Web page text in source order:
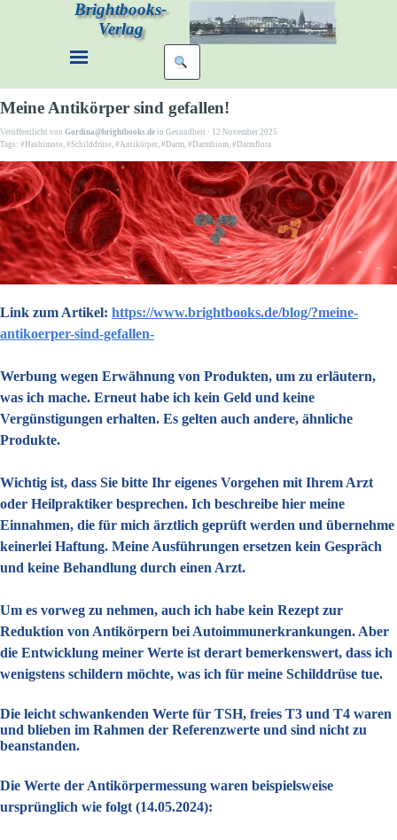
Brightbooks-
Verlag
Meine Antikörper sind gefallen!
Veröffentlicht von Gordina@brightbooks.de in Gesundheit · 12 November 2025
Tags: #Hashimoto, #Schilddrüse, #Antikörper, #Darm, #Darmbiom, #Darmflora
Link zum Artikel: https://www.brightbooks.de/blog/?meine-
antikoerper-sind-gefallen-
Werbung wegen Erwähnung von Produkten, um zu erläutern,
was ich mache. Erneut habe ich kein Geld und keine
Vergünstigungen erhalten. Es gelten auch andere, ähnliche
Produkte.
Wichtig ist, dass Sie bitte Ihr eigenes Vorgehen mit Ihrem Arzt
oder Heilpraktiker besprechen. Ich beschreibe hier meine
Einnahmen, die für mich ärztlich geprüft werden und übernehme
keinerlei Haftung. Meine Ausführungen ersetzen kein Gespräch
und keine Behandlung durch einen Arzt.
Um es vorweg zu nehmen, auch ich habe kein Rezept zur
Reduktion von Antikörpern bei Autoimmunerkrankungen. Aber
die Entwicklung meiner Werte ist derart bemerkenswert, dass ich
wenigstens schildern möchte, was ich für meine Schilddrüse tue.
Die leicht schwankenden Werte für TSH, freies T3 und T4 waren
und blieben im Rahmen der Referenzwerte und sind nicht zu
beanstanden.
Die Werte der Antikörpermessung waren beispielsweise
ursprünglich wie folgt (14.05.2024):